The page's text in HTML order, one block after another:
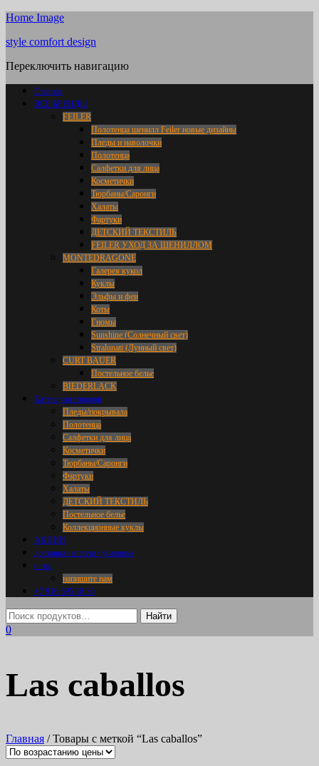
Home Image
style comfort design
Переключить навигацию
Главная
ВСЕ БРЕНДЫ
FEILER
Полотенца шенилл Feiler новые дизайны
Пледы и наволочки
Полотенца
Салфетки для лица
Косметички
Тюрбаны/Саронги
Халаты
Фартуки
ДЕТСКИЙ ТЕКСТИЛЬ
FEILER УХОД ЗА ШЕНИЛЛОМ
MONTEDRAGONE
Галерея кукол
Куклы
Эльфы и феи
Коты
Гномы
Sunshine (Солнечный свет)
Stralunati (Лунный свет)
CURT BAUER
Постельное белье
BIEDERLACK
Категории товаров
Пледы/покрывала
Полотенца
Салфетки для лица
Косметички
Тюрбаны/Саронги
Фартуки
Халаты
ДЕТСКИЙ ТЕКСТИЛЬ
Постельное белье
Коллекционные куклы
АКЦИИ
доставка / оплата / упаковка
о нас
напишите нам
+7 916 695 18 36
0
Las caballos
Главная / Товары с меткой “Las caballos”